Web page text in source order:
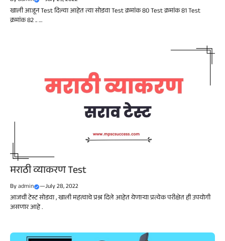
खाली आजून Test दिल्या आहेत त्या सोडवा Test क्रमांक 80 Test क्रमांक 81 Test
क्रमांक 82 .. …
मराठी व्याकरण Test
Byadmin —July 28, 2022
आजची टेस्ट सोडवा , खाली महत्वाचे प्रश्न दिले आहेत येणाऱ्या प्रत्येक परीक्षेत ही उपयोगी
असणार आहे .